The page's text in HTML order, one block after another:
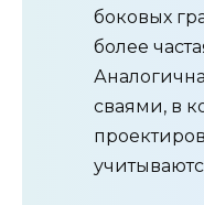
боковых
более
сваями, в